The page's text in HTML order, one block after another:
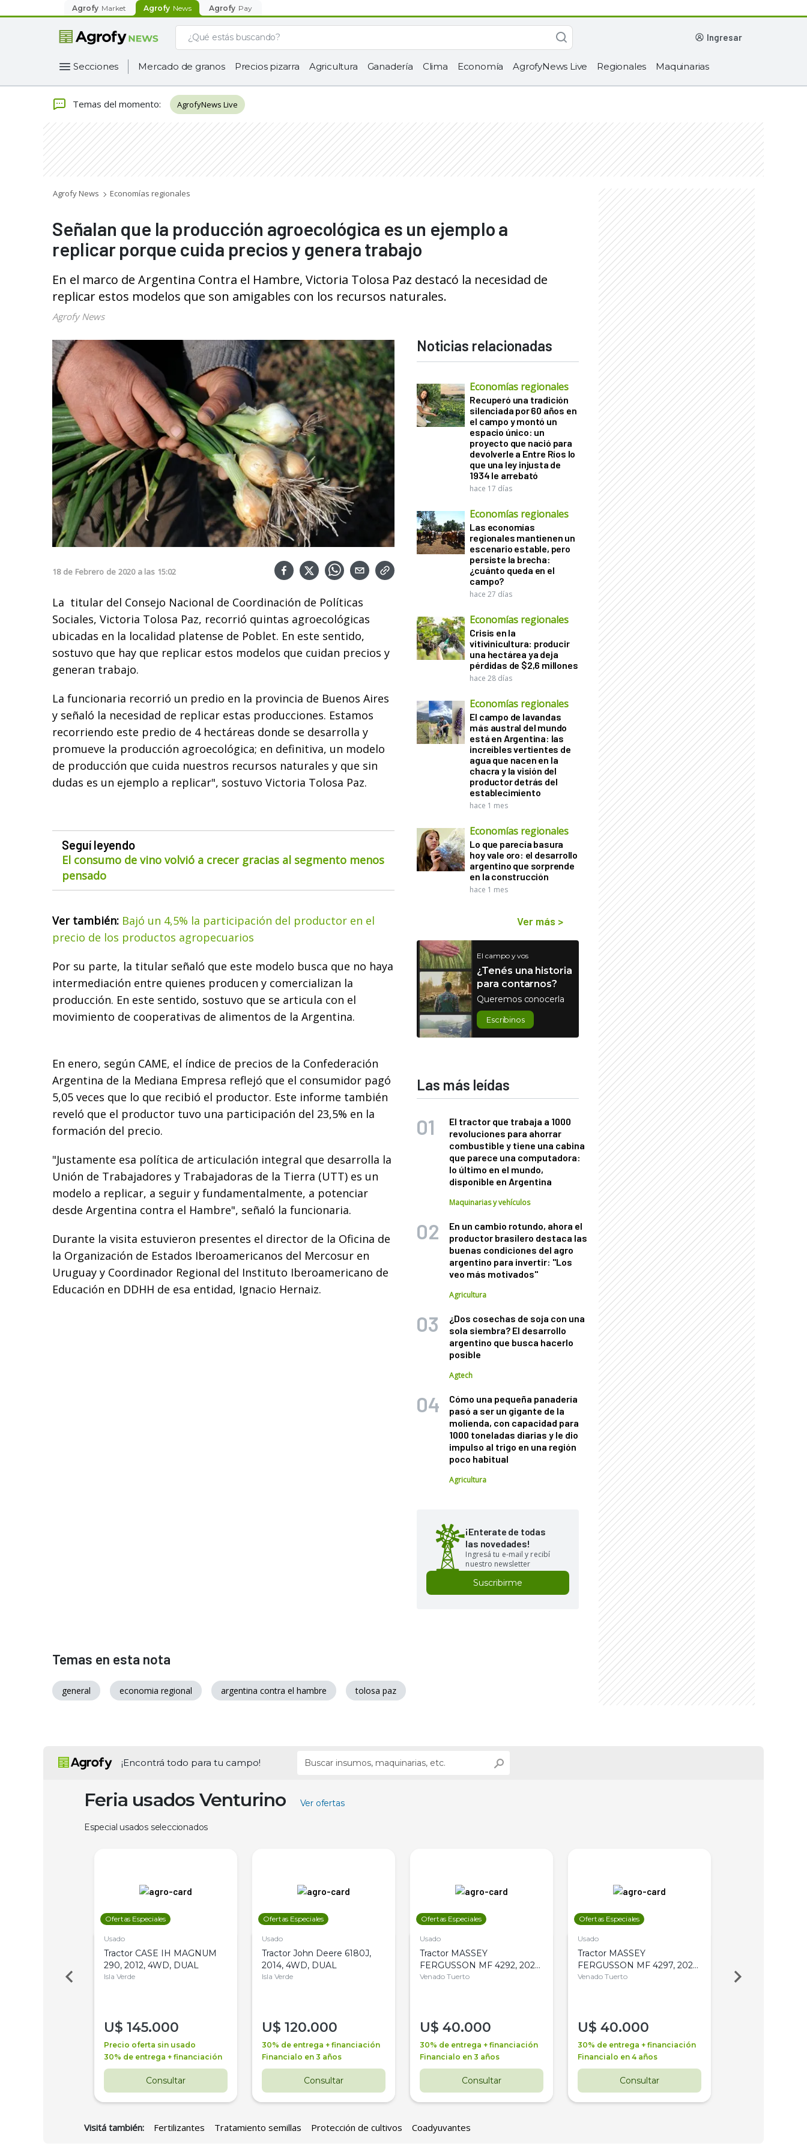
Agrofy Market Agrofy News Agrofy Pay
ingresar
Secciones Mercado de granos Precios pizarra Agricultura Ganadería Clima Economía AgrofyNews Live Regionales Maquinarias
Temas del momento: AgrofyNews Live
Agrofy News Economías regionales
Señalan que la producción agroecológica es un ejemplo a
replicar porque cuida precios y genera trabajo
En el marco de Argentina Contra el Hambre, Victoria Tolosa Paz destacó la necesidad de
replicar estos modelos que son amigables con los recursos naturales.
Agrofy News
18 de Febrero de 2020 a las 15:02
La titular del Consejo Nacional de Coordinación de Políticas
Sociales, Victoria Tolosa Paz, recorrió quintas agroecológicas
ubicadas en la localidad platense de Poblet. En este sentido,
sostuvo que hay que replicar estos modelos que cuidan precios y
generan trabajo.
La funcionaria recorrió un predio en la provincia de Buenos Aires
y señaló la necesidad de replicar estas producciones. Estamos
recorriendo este predio de 4 hectáreas donde se desarrolla y
promueve la producción agroecológica; en definitiva, un modelo
de producción que cuida nuestros recursos naturales y que sin
dudas es un ejemplo a replicar", sostuvo Victoria Tolosa Paz.
Seguí leyendo
El consumo de vino volvió a crecer gracias al segmento menos
pensado
Ver también: Bajó un 4,5% la participación del productor en el
precio de los productos agropecuarios
Por su parte, la titular señaló que este modelo busca que no haya
intermediación entre quienes producen y comercializan la
producción. En este sentido, sostuvo que se articula con el
movimiento de cooperativas de alimentos de la Argentina.
En enero, según CAME, el índice de precios de la Confederación
Argentina de la Mediana Empresa reflejó que el consumidor pagó
5,05 veces que lo que recibió el productor. Este informe también
reveló que el productor tuvo una participación del 23,5% en la
formación del precio.
"Justamente esa política de articulación integral que desarrolla la
Unión de Trabajadores y Trabajadoras de la Tierra (UTT) es un
modelo a replicar, a seguir y fundamentalmente, a potenciar
desde Argentina contra el Hambre", señaló la funcionaria.
Durante la visita estuvieron presentes el director de la Oficina de
la Organización de Estados Iberoamericanos del Mercosur en
Uruguay y Coordinador Regional del Instituto Iberoamericano de
Educación en DDHH de esa entidad, Ignacio Hernaiz.
Noticias relacionadas
Economías regionales
Recuperó una tradición
silenciada por 60 años en
el campo y montó un
espacio único: un
proyecto que nació para
devolverle a Entre Ríos lo
que una ley injusta de
1934 le arrebató
hace 17 días
Economías regionales
Las economías
regionales mantienen un
escenario estable, pero
persiste la brecha:
¿cuánto queda en el
campo?
hace 27 días
Economías regionales
Crisis en la
vitivinicultura: producir
una hectárea ya deja
pérdidas de $2,6 millones
hace 28 días
Economías regionales
El campo de lavandas
más austral del mundo
está en Argentina: las
increíbles vertientes de
agua que nacen en la
chacra y la visión del
productor detrás del
establecimiento
hace 1 mes
Economías regionales
Lo que parecía basura
hoy vale oro: el desarrollo
argentino que sorprende
en la construcción
hace 1 mes
Ver más >
El campo y vos
¿Tenés una historia
para contarnos?
Queremos conocerla
Escribinos
Las más leídas
El tractor que trabaja a 1000
revoluciones para ahorrar
combustible y tiene una cabina
que parece una computadora:
lo último en el mundo,
disponible en Argentina
Maquinarias y vehículos
En un cambio rotundo, ahora el
productor brasilero destaca las
buenas condiciones del agro
argentino para invertir: "Los
veo más motivados"
Agricultura
¿Dos cosechas de soja con una
sola siembra? El desarrollo
argentino que busca hacerlo
posible
Agtech
Cómo una pequeña panadería
pasó a ser un gigante de la
molienda, con capacidad para
1000 toneladas diarias y le dio
impulso al trigo en una región
poco habitual
Agricultura
¡Enterate de todas
las novedades!
Ingresá tu e-mail y recibí
nuestro newsletter
Suscribirme
Temas en esta nota
general economia regional argentina contra el hambre tolosa paz
¡Encontrá todo para tu campo!
Feria usados Venturino Ver ofertas
Especial usados seleccionados
Ofertas Especiales
Usado
Tractor CASE IH MAGNUM
290, 2012, 4WD, DUAL
Isla Verde
U$ 145.000
Precio oferta sin usado
30% de entrega + financiación
Consultar
Ofertas Especiales
Usado
Tractor John Deere 6180J,
2014, 4WD, DUAL
Isla Verde
U$ 120.000
30% de entrega + financiación
Financialo en 3 años
Consultar
Ofertas Especiales
Usado
Tractor MASSEY
FERGUSSON MF 4292, 2020,
4WD, PATON
Venado Tuerto
U$ 40.000
30% de entrega + financiación
Financialo en 3 años
Consultar
Ofertas Especiales
Usado
Tractor MASSEY
FERGUSSON MF 4297, 2020,
4WD, PATON
Venado Tuerto
U$ 40.000
30% de entrega + financiación
Financialo en 4 años
Consultar
Venado Tuerto
Visitá también: Fertilizantes Tratamiento semillas Protección de cultivos Coadyuvantes